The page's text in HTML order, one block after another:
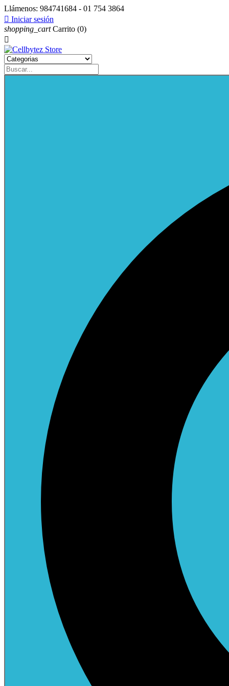
Llámenos: 984741684 - 01 754 3864
 Iniciar sesión
shopping_cart Carrito (0)
